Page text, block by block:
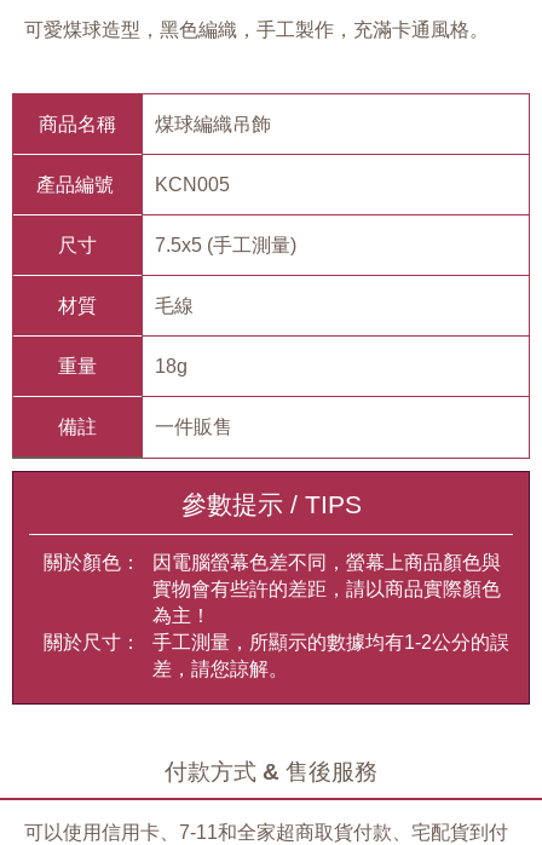
可愛煤球造型，黑色編織，手工製作，充滿卡通風格。
商品名稱 煤球編織吊飾
產品編號 KCN005
尺寸 7.5x5 (手工測量)
材質 毛線
重量 18g
備註 一件販售
參數提示 / TIPS
關於顏色：
因電腦螢幕色差不同，螢幕上商品顏色與
實物會有些許的差距，請以商品實際顏色
為主！
關於尺寸：
手工測量，所顯示的數據均有1-2公分的誤
差，請您諒解。
付款方式 & 售後服務
可以使用信用卡、7-11和全家超商取貨付款、宅配貨到付